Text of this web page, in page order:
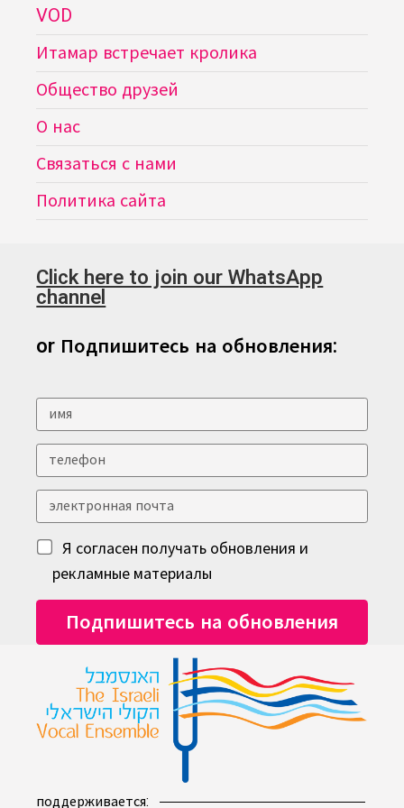
VOD
Итамар встречает кролика
Общество друзей
О нас
Связаться с нами
Политика сайта
Click here to join our WhatsApp
channel
or Подпишитесь на обновления:
Я согласен получать обновления и
рекламные материалы
поддерживается: